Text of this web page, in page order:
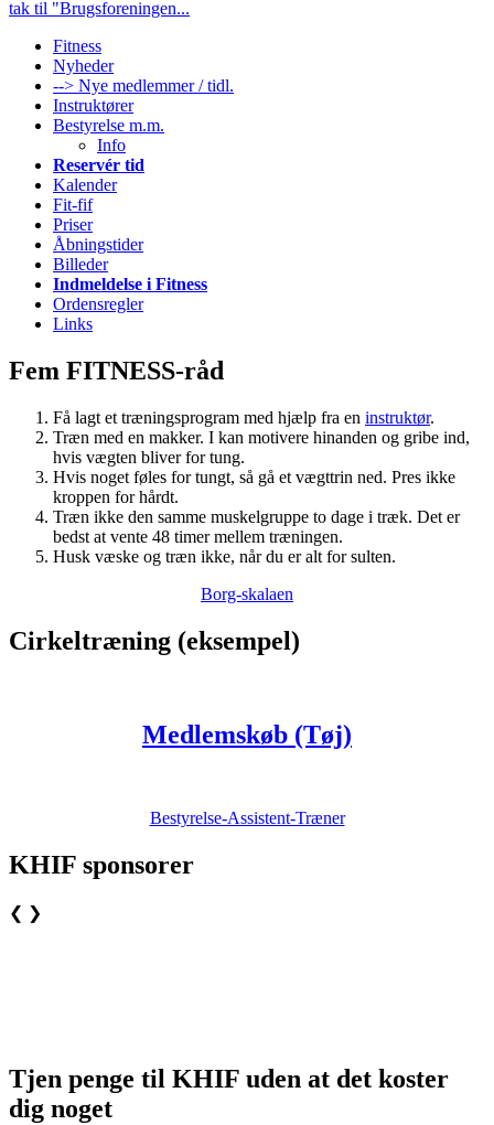
tak til "Brugsforeningen...
Fitness
Nyheder
--> Nye medlemmer / tidl.
Instruktører
Bestyrelse m.m.
Info
Reservér tid
Kalender
Fit-fif
Priser
Åbningstider
Billeder
Indmeldelse i Fitness
Ordensregler
Links
Fem FITNESS-råd
Få lagt et træningsprogram med hjælp fra en instruktør.
Træn med en makker. I kan motivere hinanden og gribe ind,
hvis vægten bliver for tung.
Hvis noget føles for tungt, så gå et vægttrin ned. Pres ikke
kroppen for hårdt.
Træn ikke den samme muskelgruppe to dage i træk. Det er
bedst at vente 48 timer mellem træningen.
Husk væske og træn ikke, når du er alt for sulten.
Borg-skalaen
Cirkeltræning (eksempel)
Medlemskøb (Tøj)
Bestyrelse-Assistent-Træner
KHIF sponsorer
❮ ❯
Tjen penge til KHIF uden at det koster
dig noget